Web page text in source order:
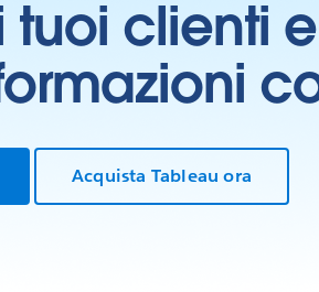
tuoi clienti
Acquista Tableau ora